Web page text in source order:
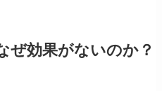
効果がないのか？